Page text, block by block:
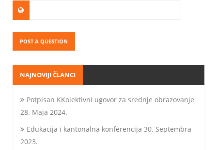
NAJNOVIJI ČLANCI
Potpisan KKolektivni ugovor za srednje obrazovanje
28. Maja 2024.
Edukacija i kantonalna konferencija 30. Septembra
2023.